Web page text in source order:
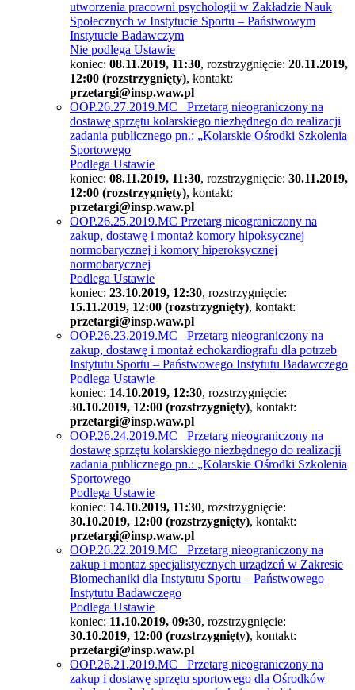
utworzenia pracowni psychologii w Zakładzie Nauk
Społecznych w Instytucie Sportu – Państwowym
Instytucie Badawczym
Nie podlega Ustawie
koniec: 08.11.2019, 11:30, rozstrzygnięcie: 20.11.2019,
12:00 (rozstrzygnięty), kontakt:
przetargi@insp.waw.pl
OOP.26.27.2019.MC Przetarg nieograniczony na
dostawę sprzętu kolarskiego niezbędnego do realizacji
zadania publicznego pn.: „Kolarskie Ośrodki Szkolenia
Sportowego
Podlega Ustawie
koniec: 08.11.2019, 11:30, rozstrzygnięcie: 30.11.2019,
12:00 (rozstrzygnięty), kontakt:
przetargi@insp.waw.pl
OOP.26.25.2019.MC Przetarg nieograniczony na
zakup, dostawę i montaż komory hipoksycznej
normobarycznej i komory hiperoksycznej
normobarycznej
Podlega Ustawie
koniec: 23.10.2019, 12:30, rozstrzygnięcie:
15.11.2019, 12:00 (rozstrzygnięty), kontakt:
przetargi@insp.waw.pl
OOP.26.23.2019.MC Przetarg nieograniczony na
zakup, dostawę i montaż echokardiografu dla potrzeb
Instytutu Sportu – Państwowego Instytutu Badawczego
Podlega Ustawie
koniec: 14.10.2019, 12:30, rozstrzygnięcie:
30.10.2019, 12:00 (rozstrzygnięty), kontakt:
przetargi@insp.waw.pl
OOP.26.24.2019.MC Przetarg nieograniczony na
dostawę sprzętu kolarskiego niezbędnego do realizacji
zadania publicznego pn.: „Kolarskie Ośrodki Szkolenia
Sportowego
Podlega Ustawie
koniec: 14.10.2019, 11:30, rozstrzygnięcie:
30.10.2019, 12:00 (rozstrzygnięty), kontakt:
przetargi@insp.waw.pl
OOP.26.22.2019.MC Przetarg nieograniczony na
zakup i montaż specjalistycznych urządzeń w Zakresie
Biomechaniki dla Instytutu Sportu – Państwowego
Instytutu Badawczego
Podlega Ustawie
koniec: 11.10.2019, 09:30, rozstrzygnięcie:
30.10.2019, 12:00 (rozstrzygnięty), kontakt:
przetargi@insp.waw.pl
OOP.26.21.2019.MC Przetarg nieograniczony na
zakup i dostawę sprzętu sportowego dla Ośrodków